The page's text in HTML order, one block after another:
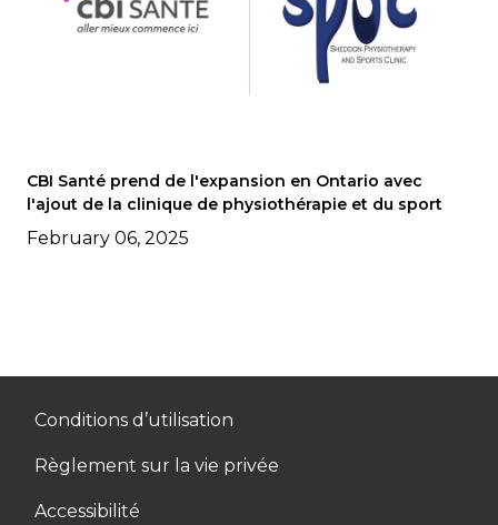
CBI Santé prend de l'expansion en Ontario avec
l'ajout de la clinique de physiothérapie et du sport
February 06, 2025
Conditions d’utilisation
Règlement sur la vie privée
Accessibilité